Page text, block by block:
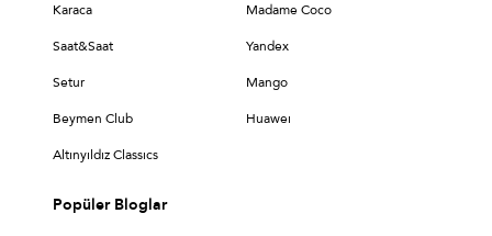
Karaca Madame Coco
Saat&Saat Yandex
Setur Mango
Beymen Club Huaweı
Altınyıldız Classıcs
Popüler Bloglar